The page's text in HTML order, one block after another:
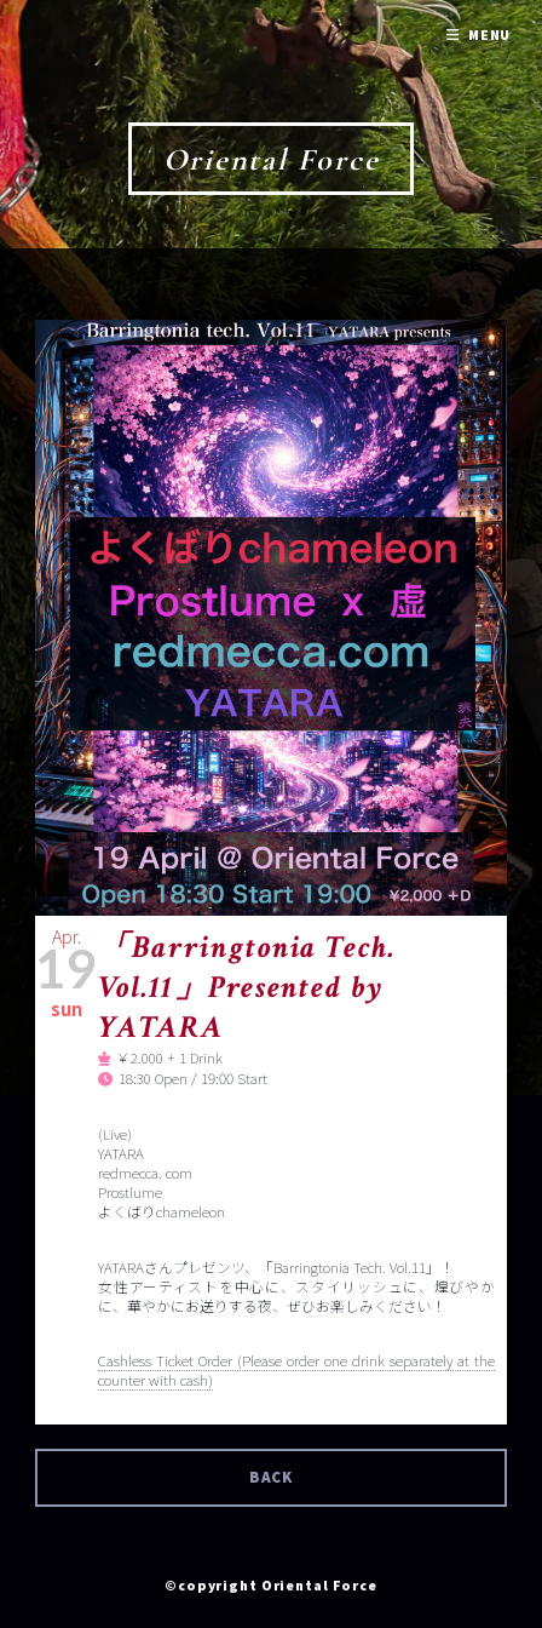
Oriental Force
Apr.
19
sun
「Barringtonia Tech.
Vol.11」Presented by
YATARA
￥2.000 + 1 Drink
18:30 Open / 19:00 Start
(Live)
YATARA
redmecca. com
Prostlume
よくばりchameleon
YATARAさんプレゼンツ、「Barringtonia Tech. Vol.11」！
女性アーティストを中心に、スタイリッシュに、煌びやか
に、華やかにお送りする夜、ぜひお楽しみください！
Cashless Ticket Order (Please order one drink separately at the
counter with cash)
BACK
©copyright Oriental Force
MENU